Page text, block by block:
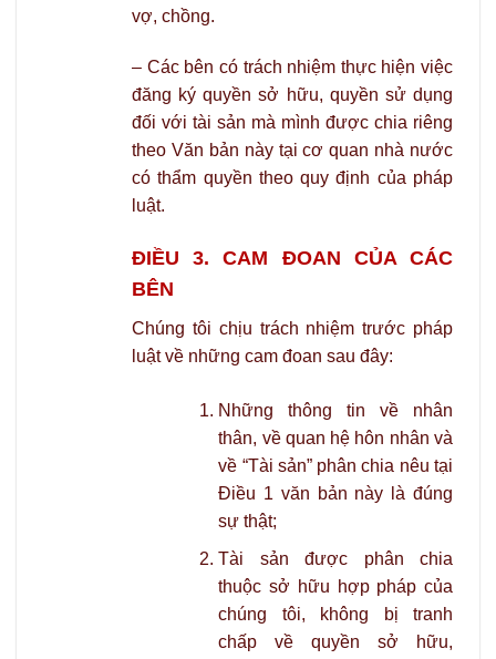
vợ, chồng.
– Các bên có trách nhiệm thực hiện việc
đăng ký quyền sở hữu, quyền sử dụng
đối với tài sản mà mình được chia riêng
theo Văn bản này tại cơ quan nhà nước
có thẩm quyền theo quy định của pháp
luật.
ĐIỀU 3. CAM ĐOAN CỦA CÁC
BÊN
Chúng tôi chịu trách nhiệm trước pháp
luật về những cam đoan sau đây:
Những thông tin về nhân
thân, về quan hệ hôn nhân và
về “Tài sản” phân chia nêu tại
Điều 1 văn bản này là đúng
sự thật;
Tài sản được phân chia
thuộc sở hữu hợp pháp của
chúng tôi, không bị tranh
chấp về quyền sở hữu,